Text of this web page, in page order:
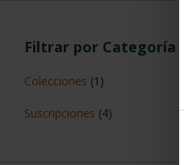
Filtrar por Categoría
Colecciones (1)
Suscripciones (4)